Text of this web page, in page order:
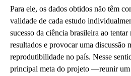
Para ele, os dados obtidos não têm
validade de cada estudo
sucesso da ciência brasileira ao
resultados e provocar uma discussão
reprodutibilidade no país. Nesse
principal meta do projeto —reunir um